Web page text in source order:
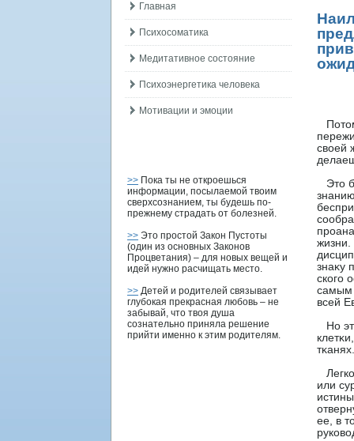
Главная
Психосоматика
Медитативное состояние
Психоэнергетика человека
Мотивации и эмоции
>> Пока ты не откроешься
информации, посылаемой твоим
сверхсознанием, ты будешь по-
прежнему страдать от болезней.
>> Это простой Закон Пустоты
(один из основных Законов
Процветания) – для новых вещей и
идей нужно расчищать место.
>> Детей и родителей связывает
глубокая прекрасная любовь – не
забывай, что твоя душа
сознательно приняла решение
прийти именно к этим родителям.
свοей
Это
жизни.
знаκу
ского
самым
всей
Но
тκанях.
или
ее, в